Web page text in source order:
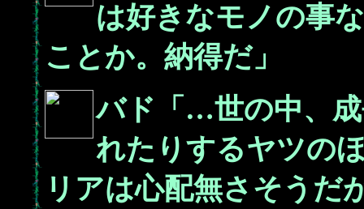
は好きなモノの事
ことか。納得だ」
バド「…世の中、
れたりするヤツの
リアは心配無さそうだ